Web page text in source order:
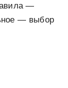
—
— выбор